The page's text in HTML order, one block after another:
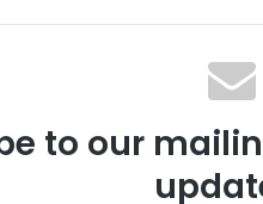
to our